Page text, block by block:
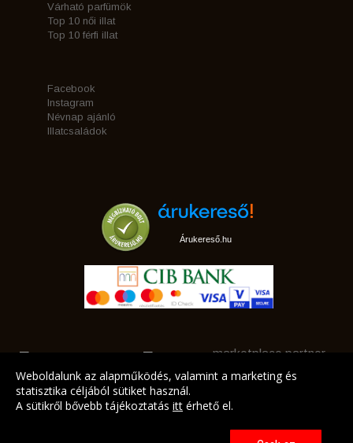
Várható parfümök
Top 10 női illat
Top 10 férfi illat
Facebook
Instagram
Névnap ajánló
Illatcsaládok
Árukereső.hu
marketplace partner
Weboldalunk az alapműködés, valamint a marketing és
statisztika céljából sütiket használ.
A sütikről bővebb tájékoztatás itt érhető el.